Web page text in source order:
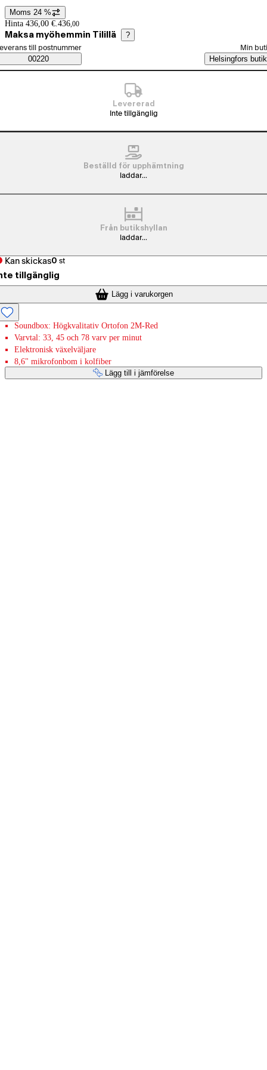
Prisinformation
Moms 24 %
Hinta 436,00 €. 436,00
Maksa myöhemmin Tilillä ?
Saatavuustiedot
beställningssätt
till postnummer
00220
Min
Helsingfors butik
Levererad
Inte tillgänglig
Beställd för upphämtning
laddar...
Från butikshyllan
laddar...
Kan skickas0 st
tillgänglig
Lägg i varukorgen
Soundbox: Högkvalitativ Ortofon 2M-Red
Varvtal: 33, 45 och 78 varv per minut
Elektronisk växelväljare
8,6" mikrofonbom i kolfiber
Lägg till i jämförelse